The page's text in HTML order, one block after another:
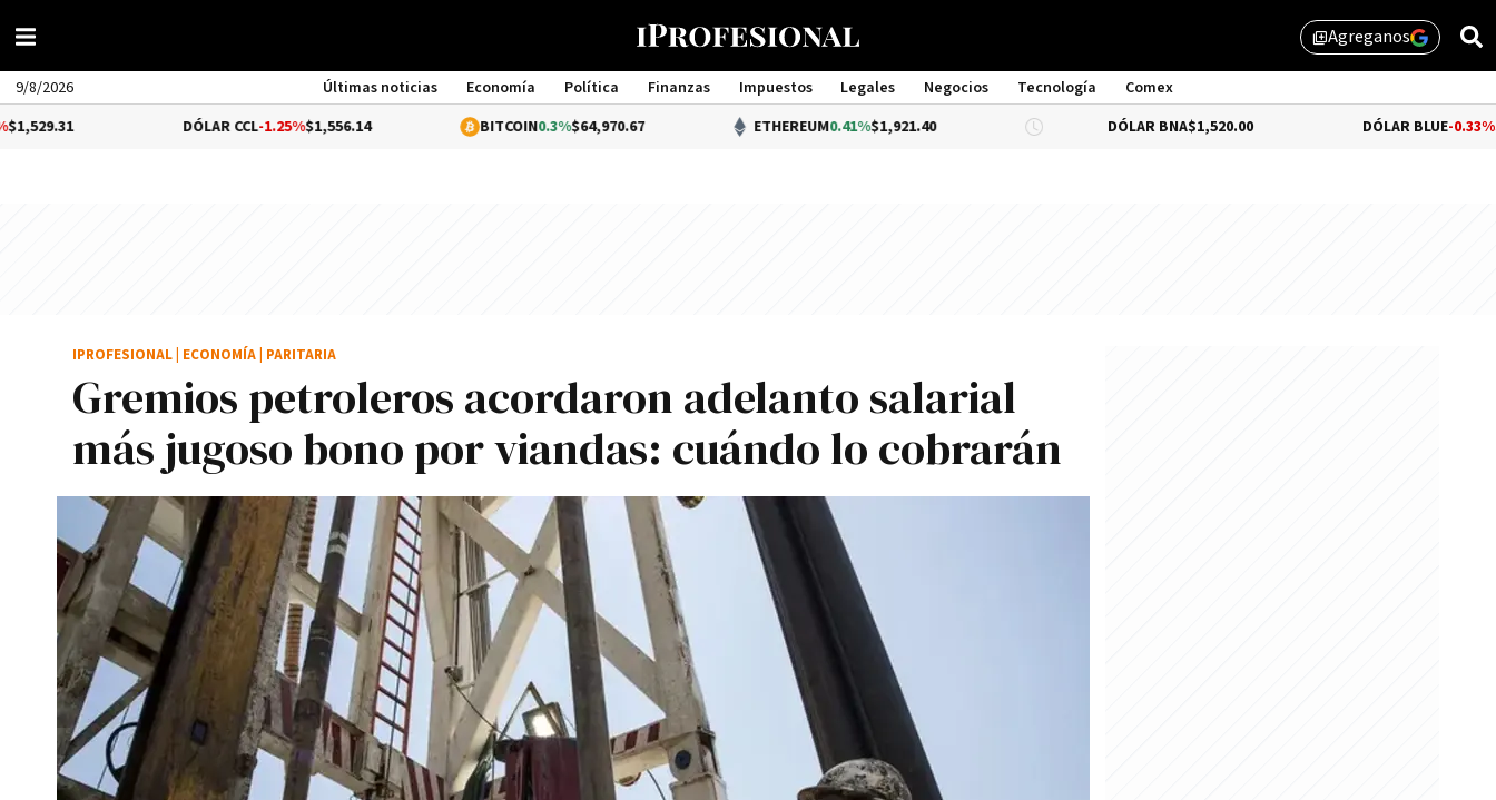
library_addAgreganos
9/8/2026 Últimas noticias Economía Política Finanzas Impuestos Legales Negocios Tecnología
Comex
Management
-1.25%$1,556.14 BITCOIN0.3%$64,970.67 ETHEREUM 0.41%$1,921.40 DÓLAR BNA$1,520.00 DÓLAR BLUE-0.33%$1,525.00
Gremios petroleros acordaron adelanto salarial
más jugoso bono por viandas: cuándo lo cobrarán
IPROFESIONAL ECONOMÍA PARITARIA